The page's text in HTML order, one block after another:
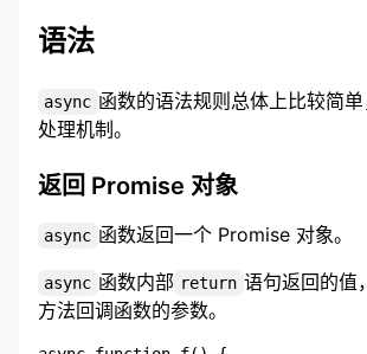
语法
async 函数的语法规则总体上比较简
处理机制。
返回 Promise 对象
async 函数返回一个 Promise 对象。
async 函数内部 return 语句返回的值
方法回调函数的参数。